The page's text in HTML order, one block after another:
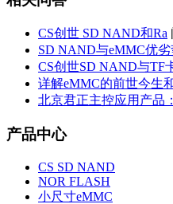
CS创世 SD NAND和Ra
SD NAND与eMMC优劣
CS创世SD NAND与TF
详解eMMC的前世今生
北京君正主控应用产品
产品中心
CS SD NAND
NOR FLASH
小尺寸eMMC